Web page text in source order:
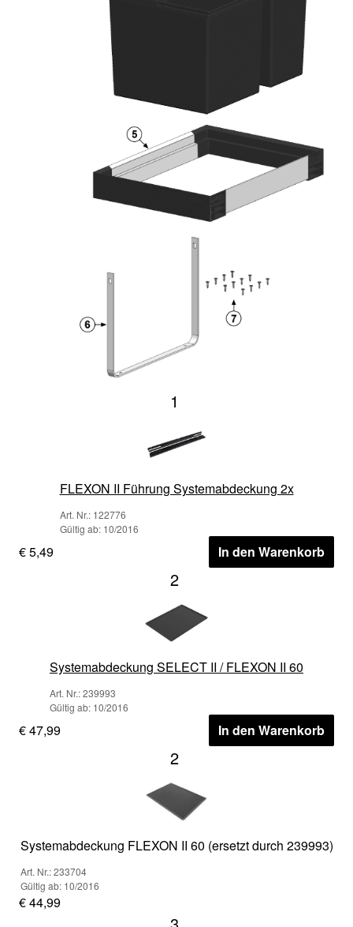
1
FLEXON II Führung Systemabdeckung 2x
Art. Nr.: 122776
Gültig ab: 10/2016
€ 5,49 In den Warenkorb
2
Systemabdeckung SELECT II / FLEXON II 60
Art. Nr.: 239993
Gültig ab: 10/2016
€ 47,99 In den Warenkorb
2
Systemabdeckung FLEXON II 60 (ersetzt durch 239993)
Art. Nr.: 233704
Gültig ab: 10/2016
€ 44,99